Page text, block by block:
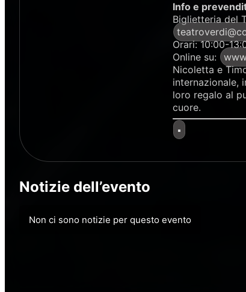
Info e
Biglietteria del
Orari: 10:00-
Online su:
Nicoletta e
internazionale,
loro regalo al
cuore.
Notizie dell’evento
Non ci sono notizie per questo evento